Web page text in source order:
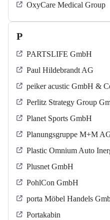
OxyCare Medical Group
P
PARTSLIFE GmbH
Paul Hildebrandt AG
peiker acustic GmbH &
Perlitz Strategy Group
Planet Sports GmbH
Planungsgruppe M+M
Plastic Omnium Auto
Plusnet GmbH
PohlCon GmbH
porta Möbel Handels
Portakabin